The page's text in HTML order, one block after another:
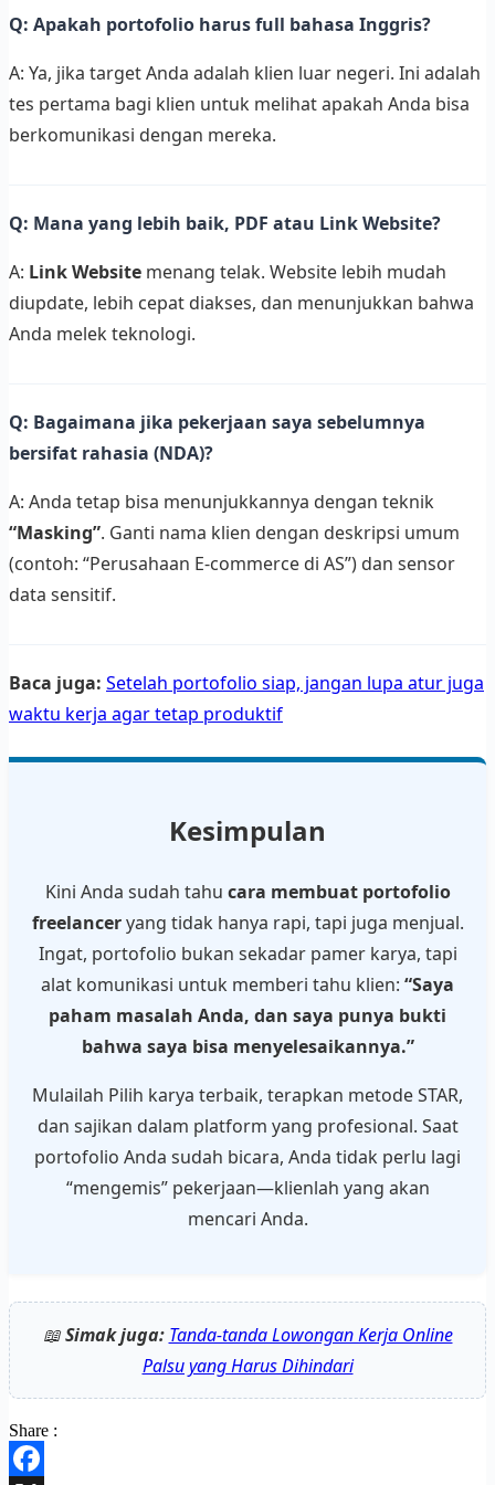
Q: Apakah portofolio harus full bahasa Inggris?
A: Ya, jika target Anda adalah klien luar negeri. Ini adalah
tes pertama bagi klien untuk melihat apakah Anda bisa
berkomunikasi dengan mereka.
Q: Mana yang lebih baik, PDF atau Link Website?
A: Link Website menang telak. Website lebih mudah
diupdate, lebih cepat diakses, dan menunjukkan bahwa
Anda melek teknologi.
Q: Bagaimana jika pekerjaan saya sebelumnya
bersifat rahasia (NDA)?
A: Anda tetap bisa menunjukkannya dengan teknik
“Masking”. Ganti nama klien dengan deskripsi umum
(contoh: “Perusahaan E-commerce di AS”) dan sensor
data sensitif.
Baca juga: Setelah portofolio siap, jangan lupa atur juga
waktu kerja agar tetap produktif
Kesimpulan
Kini Anda sudah tahu cara membuat portofolio
freelanceryang tidak hanya rapi, tapi juga menjual.
Ingat, portofolio bukan sekadar pamer karya, tapi
alat komunikasi untuk memberi tahu klien: “Saya
paham masalah Anda, dan saya punya bukti
bahwa saya bisa menyelesaikannya.”
Mulailah Pilih karya terbaik, terapkan metode STAR,
dan sajikan dalam platform yang profesional. Saat
portofolio Anda sudah bicara, Anda tidak perlu lagi
“mengemis” pekerjaan—klienlah yang akan
mencari Anda.
📖Simak juga: Tanda-tanda Lowongan Kerja Online
Palsu yang Harus Dihindari
Share :